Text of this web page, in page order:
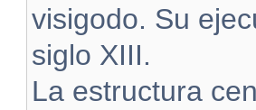
visigodo. Su
siglo XIII.
La estructura